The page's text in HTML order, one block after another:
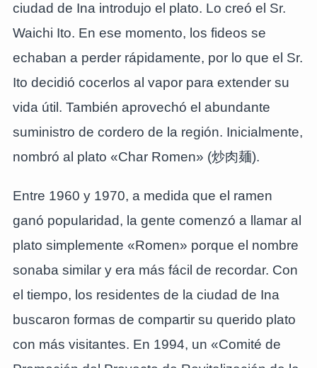
ciudad de Ina introdujo el plato. Lo creó el Sr.
Waichi Ito. En ese momento, los fideos se
echaban a perder rápidamente, por lo que el Sr.
Ito decidió cocerlos al vapor para extender su
vida útil. También aprovechó el abundante
suministro de cordero de la región. Inicialmente,
nombró al plato «Char Romen» (炒肉麺).
Entre 1960 y 1970, a medida que el ramen
ganó popularidad, la gente comenzó a llamar al
plato simplemente «Romen» porque el nombre
sonaba similar y era más fácil de recordar. Con
el tiempo, los residentes de la ciudad de Ina
buscaron formas de compartir su querido plato
con más visitantes. En 1994, un «Comité de